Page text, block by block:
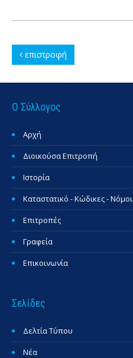
επιστροφή
Ο Σύλλογος
Αρχή
Διοικούσα Επιτροπή
Ιστορία
Καταστατικό - Κώδικες - Νόμοι
Επιτροπές
Γραφεία
Επικοινωνία
Σελίδες
Δελτία Τύπου
Νέα